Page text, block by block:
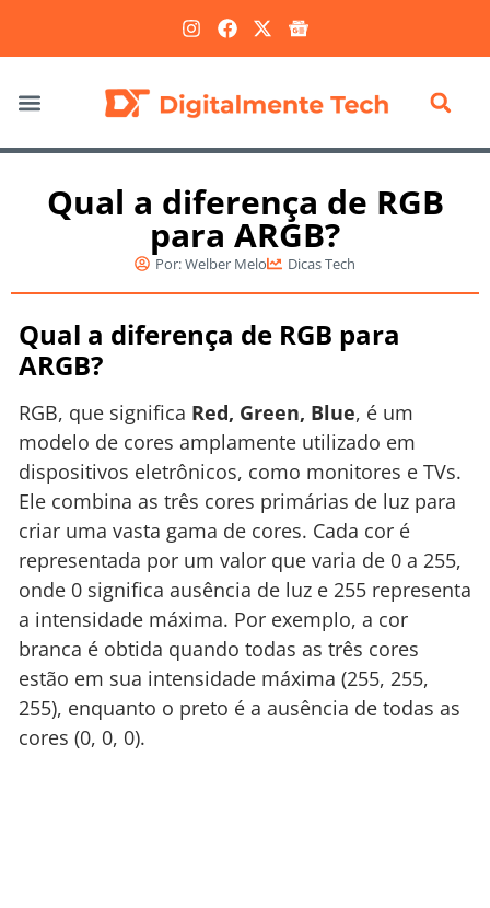
Qual a diferença de RGB
para ARGB?
Por:Welber Melo Dicas Tech
Qual a diferença de RGB para
ARGB?
RGB, que significa Red, Green, Blue, é um
modelo de cores amplamente utilizado em
dispositivos eletrônicos, como monitores e TVs.
Ele combina as três cores primárias de luz para
criar uma vasta gama de cores. Cada cor é
representada por um valor que varia de 0 a 255,
onde 0 significa ausência de luz e 255 representa
a intensidade máxima. Por exemplo, a cor
branca é obtida quando todas as três cores
estão em sua intensidade máxima (255, 255,
255), enquanto o preto é a ausência de todas as
cores (0, 0, 0).